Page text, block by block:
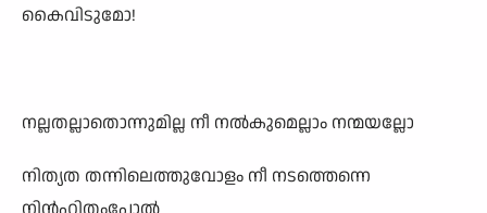
കൈവിടുമോ!
നല്ലതല്ലാതൊന്നുമില്ല നീ നൽകുമെല്ലാം നന്മയല്ലോ
നിത്യത തന്നിലെത്തുവോളം നീ നടത്തെന്നെ